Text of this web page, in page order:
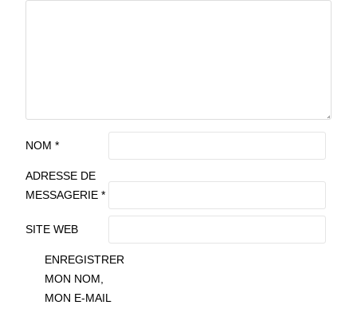
NOM *
ADRESSE DE
MESSAGERIE *
SITE WEB
ENREGISTRER
MON NOM,
MON E-MAIL